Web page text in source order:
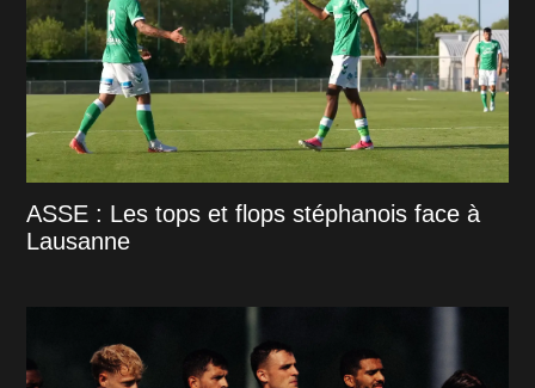
ASSE : Les tops et flops stéphanois face à
Lausanne